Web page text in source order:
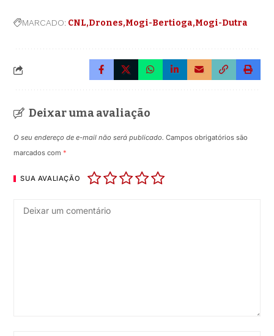
MARCADO: CNL Drones Mogi-Bertioga Mogi-Dutra
Deixar uma avaliação
O seu endereço de e-mail não será publicado. Campos obrigatórios são
marcados com*
SUA AVALIAÇÃO